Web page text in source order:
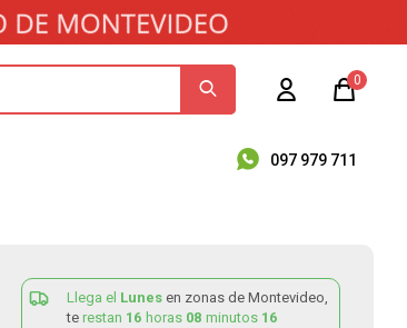
097 979 711
0
Llega el Lunes en zonas de Montevideo,
te restan 16 horas 08 minutos 15